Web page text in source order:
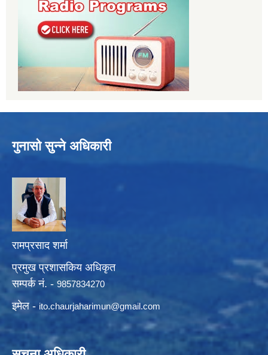
गुनासो सुन्ने अधिकारी
रामप्रसाद शर्मा
प्रमुख प्रशासकिय अधिकृत
सम्पर्क नं. - 9857834270
इमेल - ito.chaurjaharimun@gmail.com